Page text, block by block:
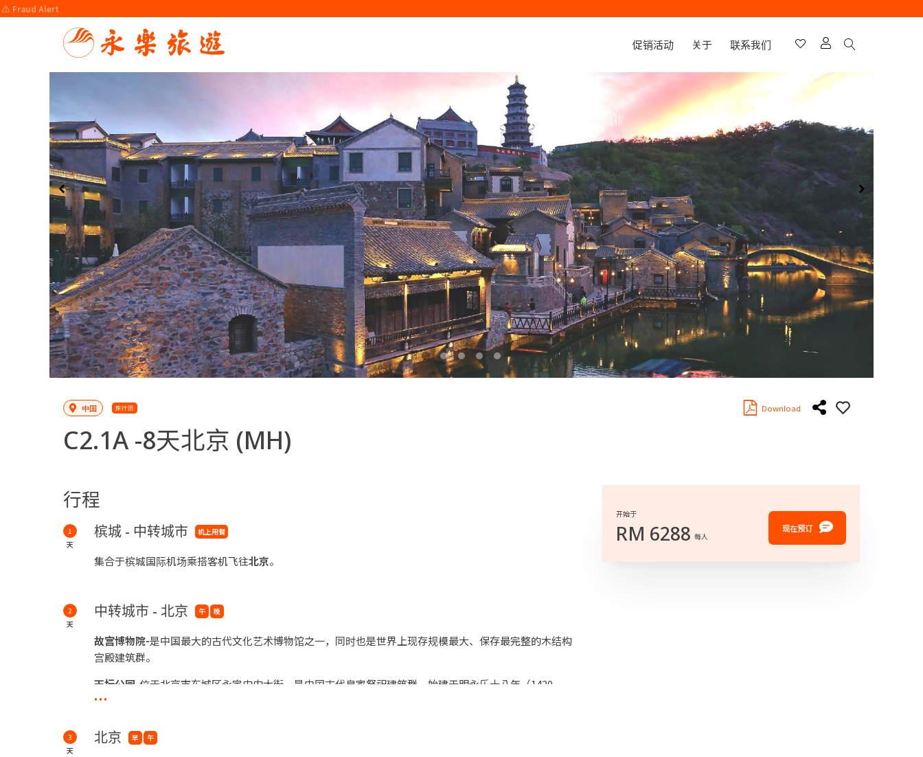
⚠️ Fraud Alert
促销活动 关于 联系我们
中国 旅行团 Download
C2.1A -8天北京 (MH)
行程
1
天
槟城 - 中转城市 机上用餐
集合于槟城国际机场乘搭客机飞往北京。
2
天
中转城市 - 北京 午 晚
故宫博物院-是中国最大的古代文化艺术博物馆之一，同时也是世界上现存规模最大、保存最完整的木结构
宫殿建筑群。
天坛公园- 位于北京市东城区永定门内大街，是中国古代皇家祭祀建筑群，始建于明永乐十八年（1420
年），是明清两代皇帝祭天、祈谷的重要场所。
网红打卡地一三里屯太古里
...
3
天
北京 早 午
开始于
RM 6288 每人
现在预订